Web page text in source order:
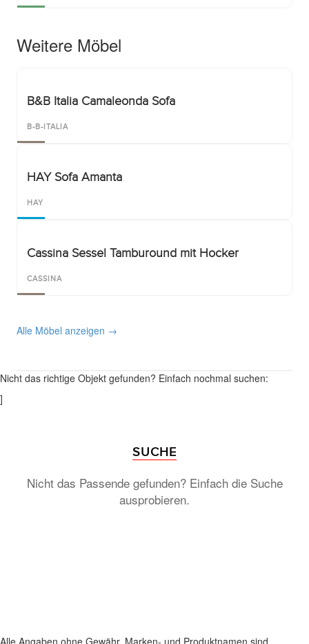
Weitere Möbel
B&B Italia Camaleonda Sofa
B-B-ITALIA
HAY Sofa Amanta
HAY
Cassina Sessel Tamburound mit Hocker
CASSINA
Alle Möbel anzeigen →
Nicht das richtige Objekt gefunden? Einfach nochmal suchen:
]
SUCHE
Nicht das Passende gefunden? Einfach die Suche
ausprobieren.
Alle Angaben ohne Gewähr. Marken- und Produktnamen sind